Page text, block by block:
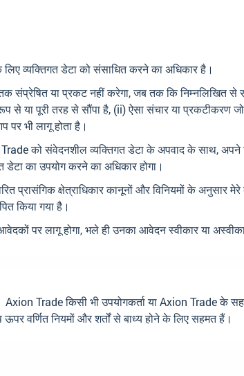
व्यक्तिगत डेटा को संसाधित करने का अधिकार है।
संप्रेषित या प्रकट नहीं करेगा, जब तक कि निम्नलिखित
या पूरी तरह से सौंपा है, (ii) ऐसा संचार या प्रकटीकरण
भी लागू होता है।
को संवेदनशील व्यक्तिगत डेटा के अपवाद के साथ, अपने
का उपयोग करने का अधिकार होगा।
प्रासंगिक क्षेत्राधिकार कानूनों और विनियमों के
किया गया है।
पर लागू होगा, भले ही उनका आवेदन स्वीकार या
Trade किसी भी उपयोगकर्ता या Axion Trade के
नियमों और शर्तों से बाध्य होने के लिए सहमत हैं।